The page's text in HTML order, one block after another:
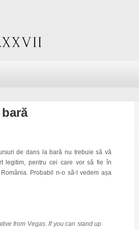
de dans la bară nu trebuie să vă
legitim, pentru cei care vor să fie în
Probabil n-o să-l vedem așa
from Vegas. If you can stand up